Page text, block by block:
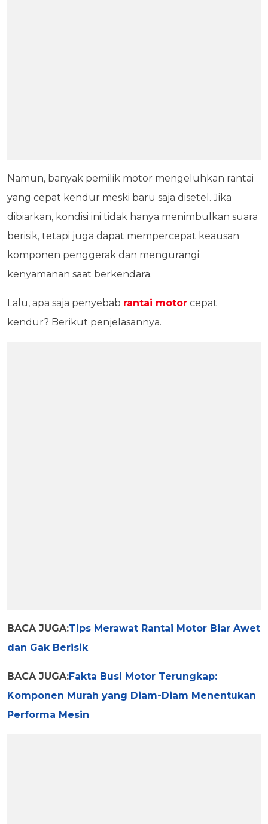
Namun, banyak pemilik motor mengeluhkan rantai
yang cepat kendur meski baru saja disetel. Jika
dibiarkan, kondisi ini tidak hanya menimbulkan suara
berisik, tetapi juga dapat mempercepat keausan
komponen penggerak dan mengurangi
kenyamanan saat berkendara.
Lalu, apa saja penyebab rantai motor cepat
kendur? Berikut penjelasannya.
BACA JUGA:Tips Merawat Rantai Motor Biar Awet
dan Gak Berisik
BACA JUGA:Fakta Busi Motor Terungkap:
Komponen Murah yang Diam-Diam Menentukan
Performa Mesin